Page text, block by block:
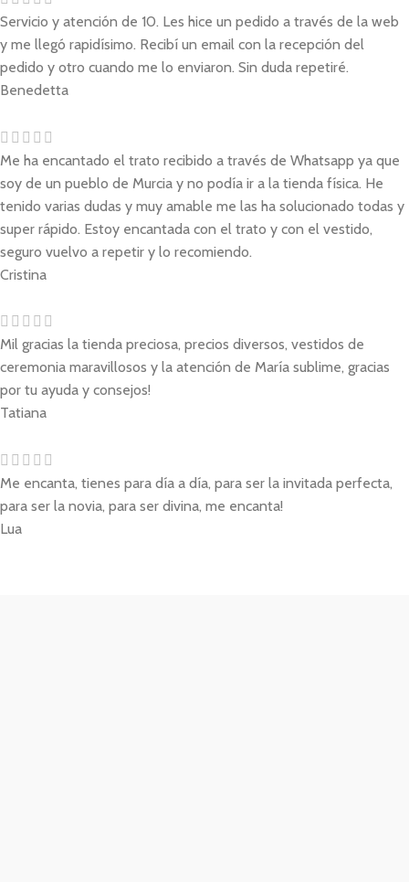
Servicio y atención de 10. Les hice un pedido a través de la web
y me llegó rapidísimo. Recibí un email con la recepción del
pedido y otro cuando me lo enviaron. Sin duda repetiré.
Benedetta
Me ha encantado el trato recibido a través de Whatsapp ya que
soy de un pueblo de Murcia y no podía ir a la tienda física. He
tenido varias dudas y muy amable me las ha solucionado todas y
super rápido. Estoy encantada con el trato y con el vestido,
seguro vuelvo a repetir y lo recomiendo.
Cristina
Mil gracias la tienda preciosa, precios diversos, vestidos de
ceremonia maravillosos y la atención de María sublime, gracias
por tu ayuda y consejos!
Tatiana
Me encanta, tienes para día a día, para ser la invitada perfecta,
para ser la novia, para ser divina, me encanta!
Lua